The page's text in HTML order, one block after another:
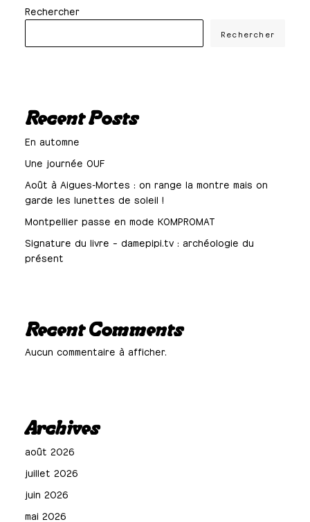
Rechercher
Rechercher
Recent Posts
En automne
Une journée OUF
Août à Aigues-Mortes : on range la montre mais on
garde les lunettes de soleil !
Montpellier passe en mode KOMPROMAT
Signature du livre – damepipi.tv : archéologie du
présent
Recent Comments
Aucun commentaire à afficher.
Archives
août 2026
juillet 2026
juin 2026
mai 2026